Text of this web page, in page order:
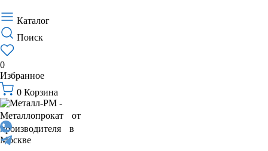
Каталог
Поиск
0
Избранное
0 Корзина